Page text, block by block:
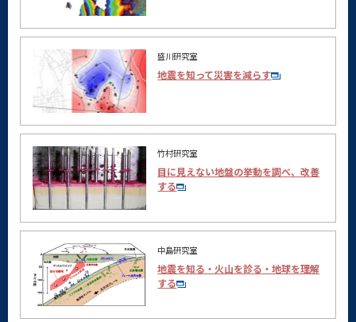
盛川研究室
地震を知って災害を減らす
竹村研究室
目に見えない地盤の挙動を調べ、改善
する
中島研究室
地震を知る・火山を診る・地球を理解
する